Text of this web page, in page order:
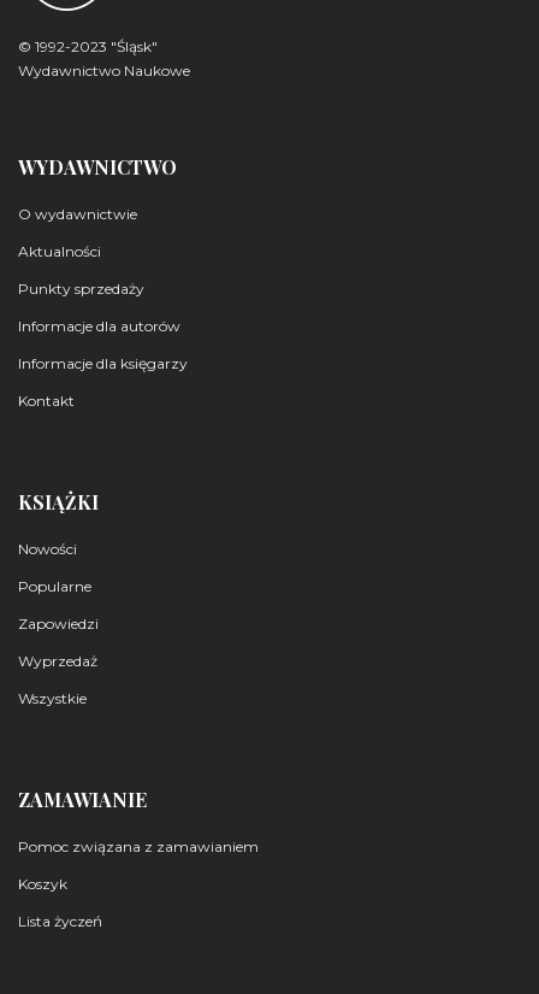
© 1992-2023 "Śląsk"
Wydawnictwo Naukowe
WYDAWNICTWO
O wydawnictwie
Aktualności
Punkty sprzedaży
Informacje dla autorów
Informacje dla księgarzy
Kontakt
KSIĄŻKI
Nowości
Popularne
Zapowiedzi
Wyprzedaż
Wszystkie
ZAMAWIANIE
Pomoc związana z zamawianiem
Koszyk
Lista życzeń